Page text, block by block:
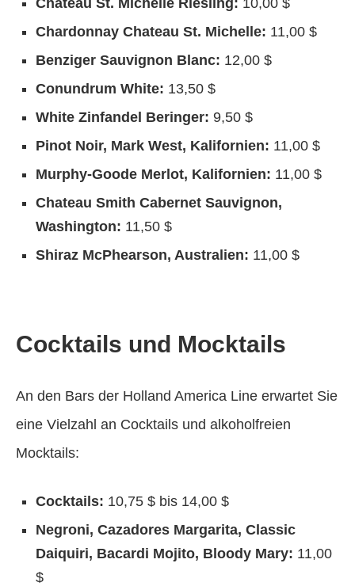
Chardonnay Chateau St. Michelle: 11,00 $
Benziger Sauvignon Blanc: 12,00 $
Conundrum White: 13,50 $
White Zinfandel Beringer: 9,50 $
Pinot Noir, Mark West, Kalifornien: 11,00 $
Murphy-Goode Merlot, Kalifornien: 11,00 $
Chateau Smith Cabernet Sauvignon,
Washington: 11,50 $
Shiraz McPhearson, Australien: 11,00 $
Cocktails und Mocktails
An den Bars der Holland America Line erwartet Sie
eine Vielzahl an Cocktails und alkoholfreien
Mocktails:
Cocktails: 10,75 $ bis 14,00 $
Negroni, Cazadores Margarita, Classic
Daiquiri, Bacardi Mojito, Bloody Mary: 11,00
$